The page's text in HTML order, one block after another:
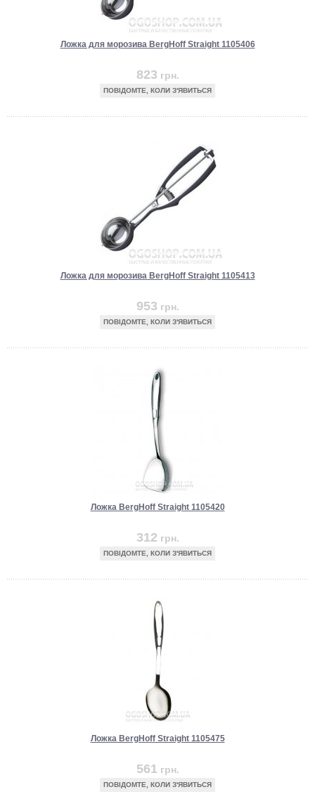
Ложка для морозива BergHoff Straight 1105406
823 грн.
ПОВІДОМТЕ, КОЛИ З'ЯВИТЬСЯ
Ложка для морозива BergHoff Straight 1105413
953 грн.
ПОВІДОМТЕ, КОЛИ З'ЯВИТЬСЯ
Ложка BergHoff Straight 1105420
312 грн.
ПОВІДОМТЕ, КОЛИ З'ЯВИТЬСЯ
Ложка BergHoff Straight 1105475
561 грн.
ПОВІДОМТЕ, КОЛИ З'ЯВИТЬСЯ